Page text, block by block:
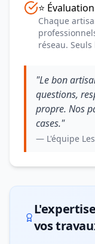
⭐
Chaque
réseau.
"Le bon
questions,
propre. Nos
cases."
— L'équipe
vos